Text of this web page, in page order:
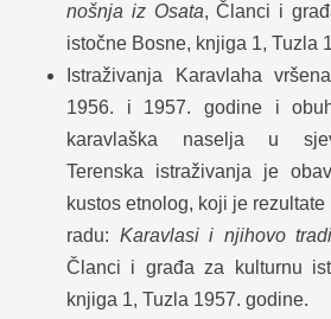
nošnja iz Osata, Članci i
istočne Bosne, knjiga 1, Tuzla
Istraživanja Karavlaha
1956. i 1957. godine i
karavlaška naselja u
Terenska istraživanja je
kustos etnolog, koji je
radu: Karavlasi i njihovo
Članci i građa za kulturnu
knjiga 1, Tuzla 1957. godine.